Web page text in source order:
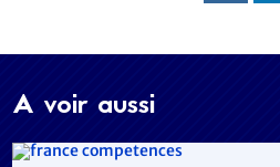
A voir aussi